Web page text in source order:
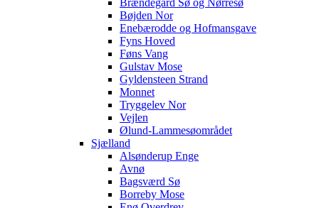
Brændegård Sø og Nørresø
Bøjden Nor
Enebærodde og Hofmansgave
Fyns Hoved
Føns Vang
Gulstav Mose
Gyldensteen Strand
Monnet
Tryggelev Nor
Vejlen
Ølund-Lammesøområdet
Sjælland
Alsønderup Enge
Avnø
Bagsværd Sø
Borreby Mose